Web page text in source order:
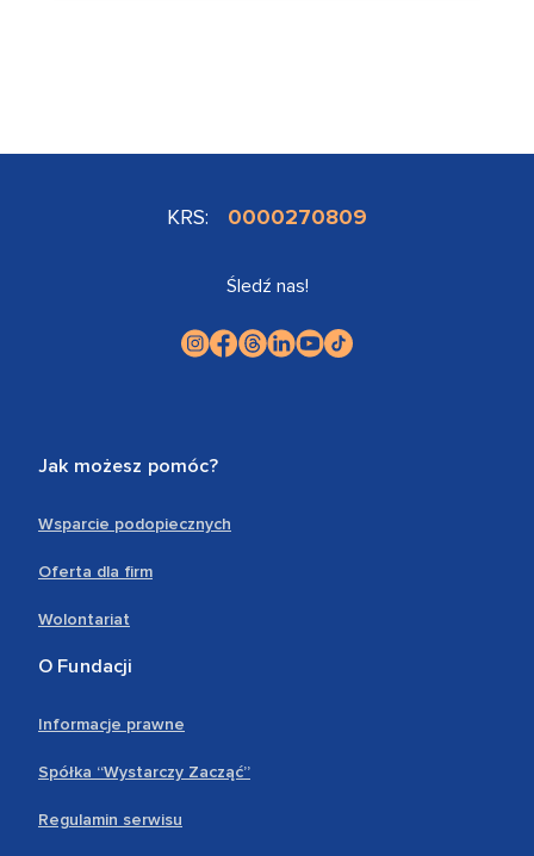
KRS: 0000270809
Śledź nas!
Jak możesz pomóc?
Wsparcie podopiecznych
Oferta dla firm
Wolontariat
O Fundacji
Informacje prawne
Spółka “Wystarczy Zacząć”
Regulamin serwisu